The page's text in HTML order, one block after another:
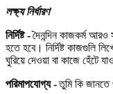
লক্ষ্য নির্ধারণ
নির্দিষ্ট -দৈনন্দিন কাজকর্ম আরও
হতে হবে। নির্দিষ্ট কাজগুলি
ঘুরিয়ে দেওয়া বা কাজে হেঁটে
পরিমাপযোগ্য -তুমি কি জানতে